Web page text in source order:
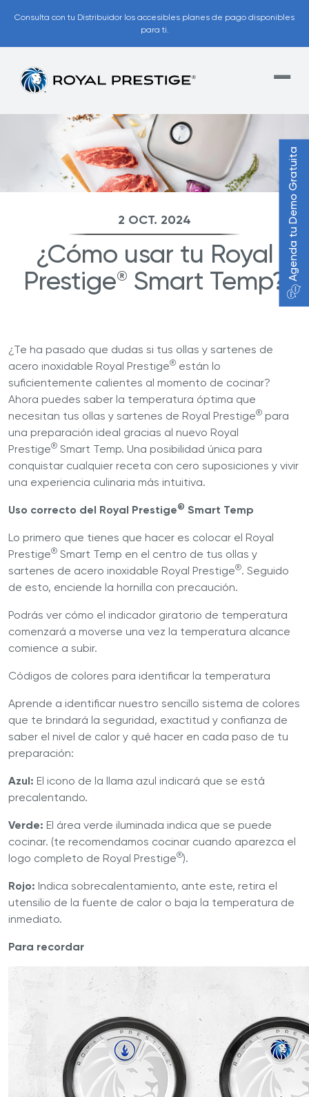
Consulta con tu Distribuidor los accesibles planes de pago disponibles
para ti.
2 OCT. 2024
¿Cómo usar tu Royal
Prestige® Smart Temp?
¿Te ha pasado que dudas si tus ollas y sartenes de
acero inoxidable Royal Prestige® están lo
suficientemente calientes al momento de cocinar?
Ahora puedes saber la temperatura óptima que
necesitan tus ollas y sartenes de Royal Prestige® para
una preparación ideal gracias al nuevo Royal
Prestige® Smart Temp. Una posibilidad única para
conquistar cualquier receta con cero suposiciones y vivir
una experiencia culinaria más intuitiva.
Uso correcto del Royal Prestige® Smart Temp
Lo primero que tienes que hacer es colocar el Royal
Prestige® Smart Temp en el centro de tus ollas y
sartenes de acero inoxidable Royal Prestige®. Seguido
de esto, enciende la hornilla con precaución.
Podrás ver cómo el indicador giratorio de temperatura
comenzará a moverse una vez la temperatura alcance
comience a subir.
Códigos de colores para identificar la temperatura
Aprende a identificar nuestro sencillo sistema de colores
que te brindará la seguridad, exactitud y confianza de
saber el nivel de calor y qué hacer en cada paso de tu
preparación:
Azul: El icono de la llama azul indicará que se está́
precalentando.
Verde: El área verde iluminada indica que se puede
cocinar. (te recomendamos cocinar cuando aparezca el
logo completo de Royal Prestige®).
Rojo: Indica sobrecalentamiento, ante este, retira el
utensilio de la fuente de calor o baja la temperatura de
inmediato.
Para recordar
Agenda tu Demo Gratuita